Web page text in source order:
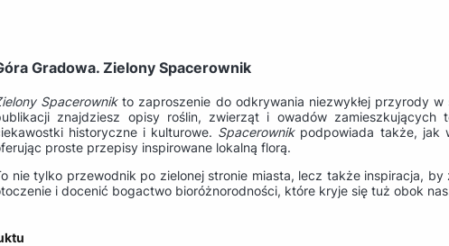
Gradowa. Zielony Spacerownik
Spacerownikto zaproszenie do odkrywania niezwykłej przyrody
znajdziesz opisy roślin, zwierząt i owadów zamieszkujących
historyczne i kulturowe. Spacerownikpodpowiada także, jak
proste przepisy inspirowane lokalną florą.
nie tylko przewodnik po zielonej stronie miasta, lecz także inspiracja,
i docenić bogactwo bioróżnorodności, które kryje się tuż obok